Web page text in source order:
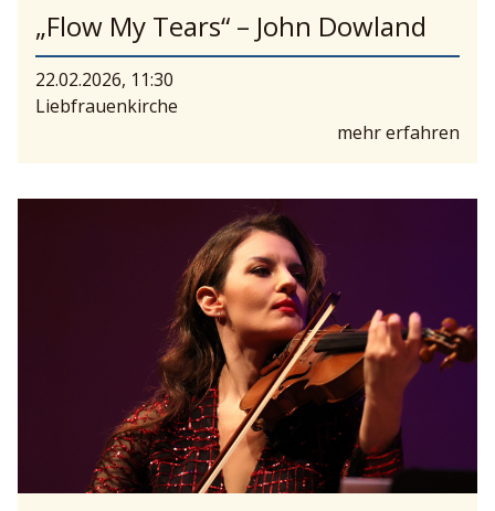
„Flow My Tears“ – John Dowland
22.02.2026, 11:30
Liebfrauenkirche
mehr erfahren